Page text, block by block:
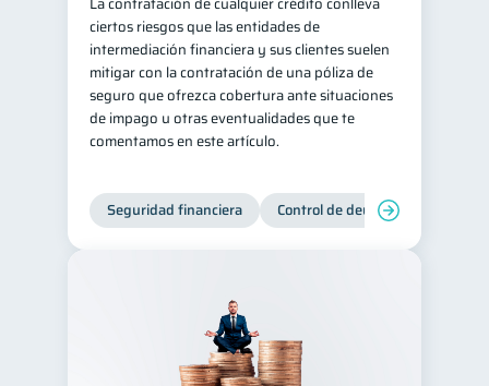
ciertos riesgos que las entidades de
intermediación financiera y sus clientes suelen
mitigar con la contratación de una póliza de
seguro que ofrezca cobertura ante situaciones
de impago u otras eventualidades que te
comentamos en este artículo.
Seguridad financiera Control de deudas